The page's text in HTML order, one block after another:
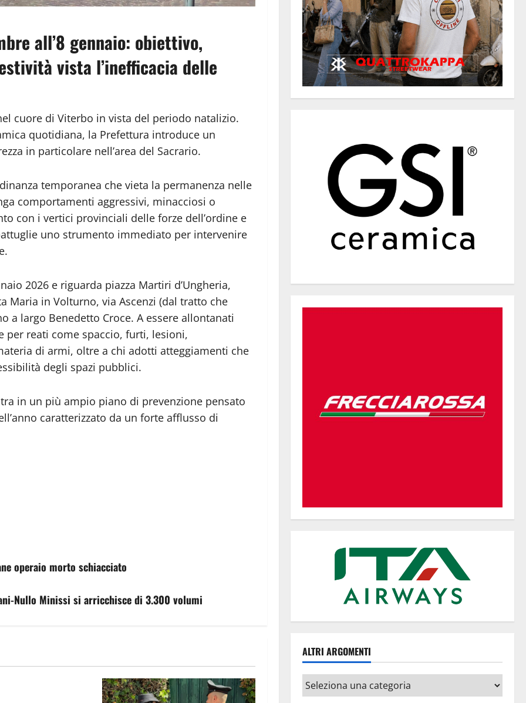
all’8 gennaio: obiettivo,
vista l’inefficacia delle
cuore di Viterbo in vista del periodo natalizio.
quotidiana, la Prefettura introduce un
in particolare nell’area del Sacrario.
temporanea che vieta la permanenza nelle
comportamenti aggressivi, minacciosi o
con i vertici provinciali delle forze dell’ordine e
uno strumento immediato per intervenire
2026 e riguarda piazza Martiri d’Ungheria,
Maria in Volturno, via Ascenzi (dal tratto che
a largo Benedetto Croce. A essere allontanati
per reati come spaccio, furti, lesioni,
di armi, oltre a chi adotti atteggiamenti che
degli spazi pubblici.
in un più ampio piano di prevenzione pensato
caratterizzato da un forte afflusso di
operaio morto schiacciato
Nullo Minissi si arricchisce di 3.300 volumi
ALTRI ARGOMENTI
Altri
argomenti